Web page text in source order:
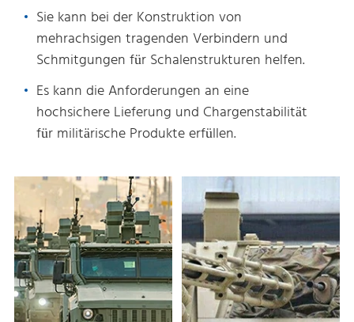
Sie kann bei der Konstruktion von
mehrachsigen tragenden Verbindern und
Schmitgungen für Schalenstrukturen helfen.
Es kann die Anforderungen an eine
hochsichere Lieferung und Chargenstabilität
für militärische Produkte erfüllen.